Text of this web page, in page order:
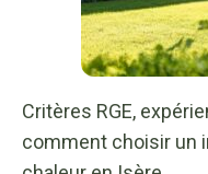
Critères RGE,
comment choisir un